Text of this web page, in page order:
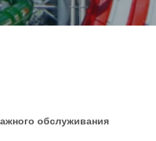
обслуживания